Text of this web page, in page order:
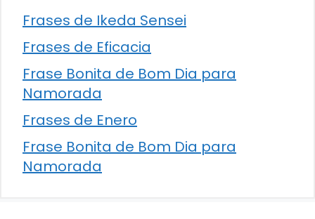
Frases de Ikeda Sensei
Frases de Eficacia
Frase Bonita de Bom Dia para
Namorada
Frases de Enero
Frase Bonita de Bom Dia para
Namorada